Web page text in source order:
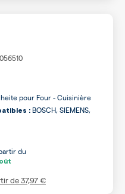
pour Four - Cuisinière
: BOSCH, SIEMENS,
du
de37,97 €